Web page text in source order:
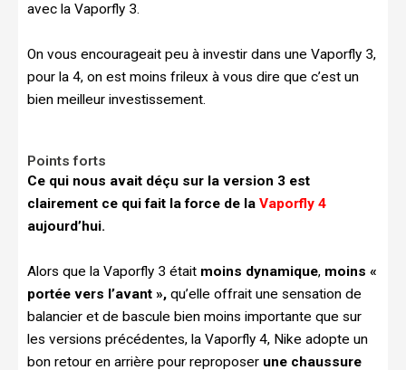
avec la Vaporfly 3.
On vous encourageait peu à investir dans une Vaporfly 3,
pour la 4, on est moins frileux à vous dire que c’est un
bien meilleur investissement.
Points forts
Ce qui nous avait déçu sur la version 3 est
clairement ce qui fait la force de la Vaporfly 4
aujourd’hui.
Alors que la Vaporfly 3 était moins dynamique, moins «
portée vers l’avant », qu’elle offrait une sensation de
balancier et de bascule bien moins importante que sur
les versions précédentes, la Vaporfly 4, Nike adopte un
bon retour en arrière pour reproposer une chaussure